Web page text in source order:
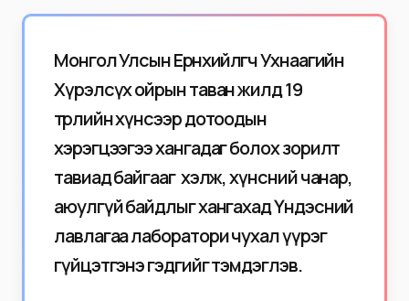
Монгол Улсын Ерөнхийлөгч Ухнаагийн
Хүрэлсүх ойрын таван жилд 19
төрлийн хүнсээр дотоодын
хэрэгцээгээ хангадаг болох зорилт
тавиад байгааг хэлж, хүнсний чанар,
аюулгүй байдлыг хангахад Үндэсний
лавлагаа лаборатори чухал үүрэг
гүйцэтгэнэ гэдгийг тэмдэглэв.